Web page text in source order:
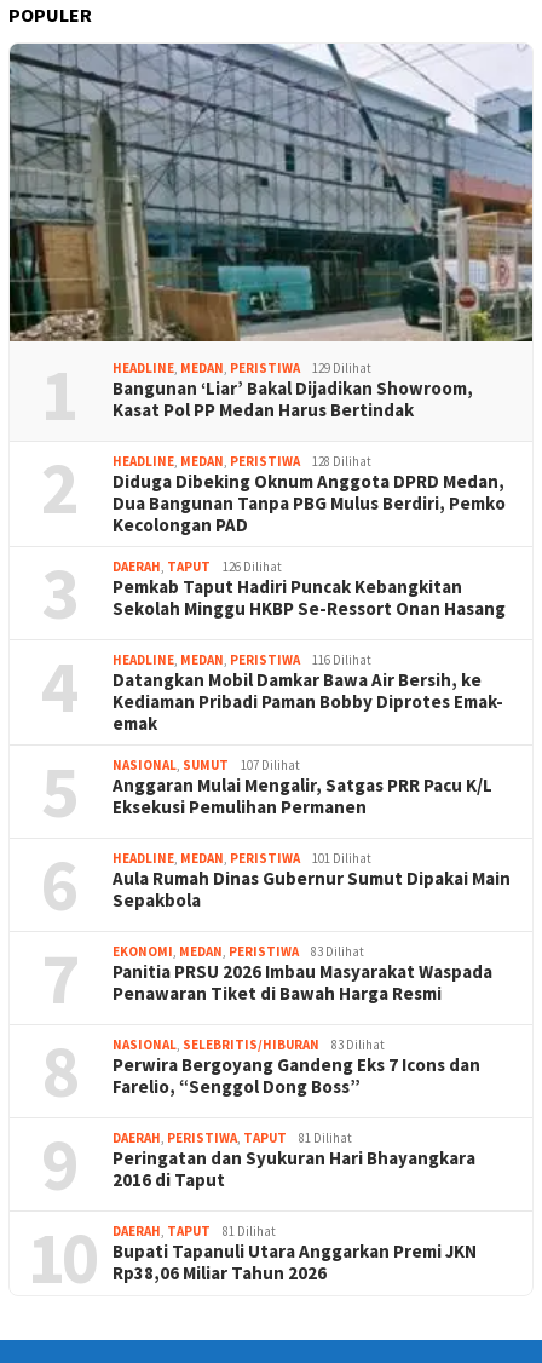
POPULER
1 HEADLINE, MEDAN, PERISTIWA 129 Dilihat
Bangunan ‘Liar’ Bakal Dijadikan Showroom,
Kasat Pol PP Medan Harus Bertindak
2 HEADLINE, MEDAN, PERISTIWA 128 Dilihat
Diduga Dibeking Oknum Anggota DPRD Medan,
Dua Bangunan Tanpa PBG Mulus Berdiri, Pemko
Kecolongan PAD
3 DAERAH, TAPUT 126 Dilihat
Pemkab Taput Hadiri Puncak Kebangkitan
Sekolah Minggu HKBP Se-Ressort Onan Hasang
4 HEADLINE, MEDAN, PERISTIWA 116 Dilihat
Datangkan Mobil Damkar Bawa Air Bersih, ke
Kediaman Pribadi Paman Bobby Diprotes Emak-
emak
5 NASIONAL, SUMUT 107 Dilihat
Anggaran Mulai Mengalir, Satgas PRR Pacu K/L
Eksekusi Pemulihan Permanen
6 HEADLINE, MEDAN, PERISTIWA 101 Dilihat
Aula Rumah Dinas Gubernur Sumut Dipakai Main
Sepakbola
7 EKONOMI, MEDAN, PERISTIWA 83 Dilihat
Panitia PRSU 2026 Imbau Masyarakat Waspada
Penawaran Tiket di Bawah Harga Resmi
8 NASIONAL, SELEBRITIS/HIBURAN 83 Dilihat
Perwira Bergoyang Gandeng Eks 7 Icons dan
Farelio, “Senggol Dong Boss”
9 DAERAH, PERISTIWA, TAPUT 81 Dilihat
Peringatan dan Syukuran Hari Bhayangkara
2016 di Taput
10 DAERAH, TAPUT 81 Dilihat
Bupati Tapanuli Utara Anggarkan Premi JKN
Rp38,06 Miliar Tahun 2026